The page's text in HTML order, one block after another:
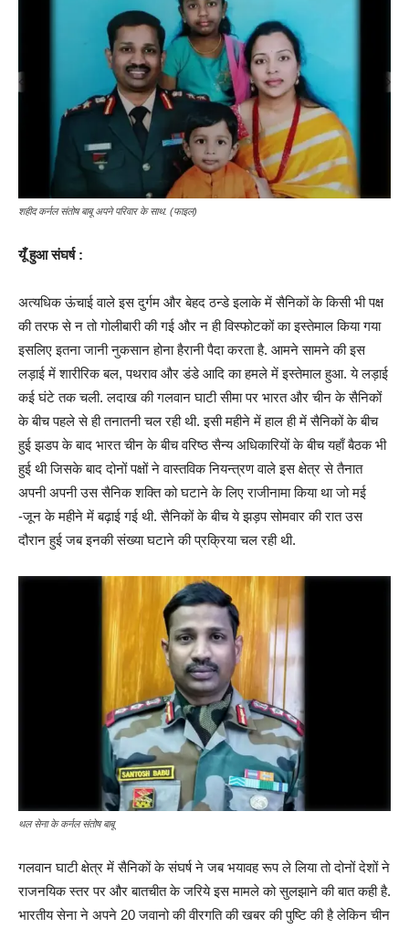
शहीद कर्नल संतोष बाबू अपने परिवार के साथ. (फाइल)
यूँ हुआ संघर्ष :
अत्यधिक ऊंचाई वाले इस दुर्गम और बेहद ठन्डे इलाके में सैनिकों के किसी भी पक्ष
की तरफ से न तो गोलीबारी की गई और न ही विस्फोटकों का इस्तेमाल किया गया
इसलिए इतना जानी नुकसान होना हैरानी पैदा करता है. आमने सामने की इस
लड़ाई में शारीरिक बल, पथराव और डंडे आदि का हमले में इस्तेमाल हुआ. ये लड़ाई
कई घंटे तक चली. लदाख की गलवान घाटी सीमा पर भारत और चीन के सैनिकों
के बीच पहले से ही तनातनी चल रही थी. इसी महीने में हाल ही में सैनिकों के बीच
हुई झडप के बाद भारत चीन के बीच वरिष्ठ सैन्य अधिकारियों के बीच यहाँ बैठक भी
हुई थी जिसके बाद दोनों पक्षों ने वास्तविक नियन्त्रण वाले इस क्षेत्र से तैनात
अपनी अपनी उस सैनिक शक्ति को घटाने के लिए राजीनामा किया था जो मई
-जून के महीने में बढ़ाई गई थी. सैनिकों के बीच ये झड़प सोमवार की रात उस
दौरान हुई जब इनकी संख्या घटाने की प्रक्रिया चल रही थी.
थल सेना के कर्नल संतोष बाबू
गलवान घाटी क्षेत्र में सैनिकों के संघर्ष ने जब भयावह रूप ले लिया तो दोनों देशों ने
राजनयिक स्तर पर और बातचीत के जरिये इस मामले को सुलझाने की बात कही है.
भारतीय सेना ने अपने 20 जवानो की वीरगति की खबर की पुष्टि की है लेकिन चीन